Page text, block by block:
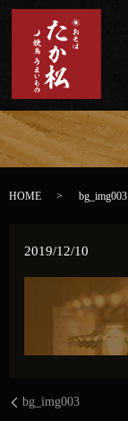
HOME bg_img003
2019/12/10
bg_img003